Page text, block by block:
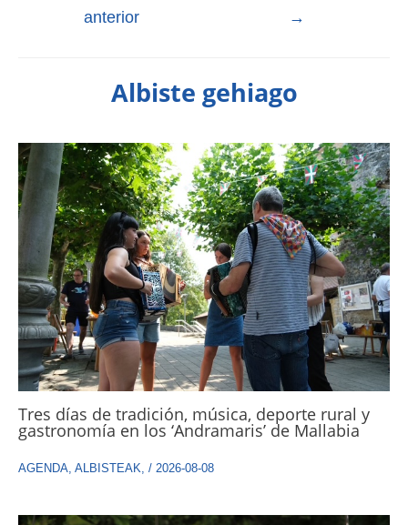
anterior
→
Albiste gehiago
Tres días de tradición, música, deporte rural y
gastronomía en los ‘Andramaris’ de Mallabia
AGENDA, ALBISTEAK, / 2026-08-08